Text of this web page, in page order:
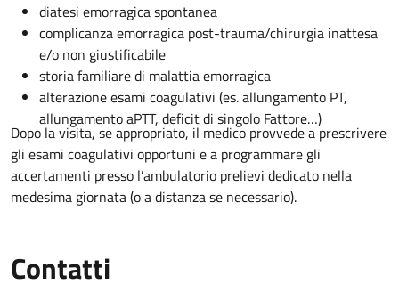
diatesi emorragica spontanea
complicanza emorragica post-trauma/chirurgia inattesa
e/o non giustificabile
storia familiare di malattia emorragica
alterazione esami coagulativi (es. allungamento PT,
allungamento aPTT, deficit di singolo Fattore…)
Dopo la visita, se appropriato, il medico provvede a prescrivere
gli esami coagulativi opportuni e a programmare gli
accertamenti presso l’ambulatorio prelievi dedicato nella
medesima giornata (o a distanza se necessario).
Contatti